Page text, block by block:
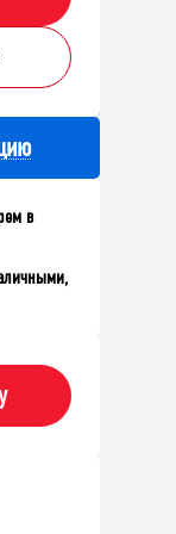
в